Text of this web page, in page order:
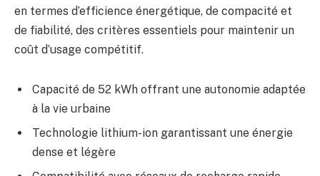
en termes d’efficience énergétique, de compacité et
de fiabilité, des critères essentiels pour maintenir un
coût d’usage compétitif.
Capacité de 52 kWh offrant une autonomie adaptée
à la vie urbaine
Technologie lithium-ion garantissant une énergie
dense et légère